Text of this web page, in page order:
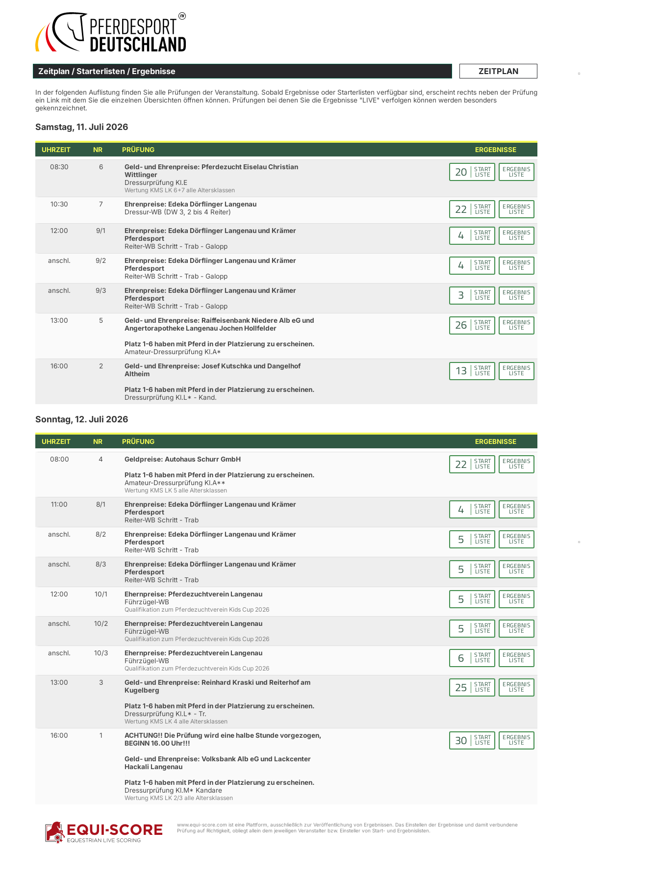
Zeitplan / Starterlisten / Ergebnisse ZEITPLAN
In der folgenden Auflistung finden Sie alle Prüfungen der Veranstaltung. Sobald Ergebnisse oder Starterlisten verfügbar sind, erscheint rechts neben der Prüfung
ein Link mit dem Sie die einzelnen Übersichten öffnen können. Prüfungen bei denen Sie die Ergebnisse "LIVE" verfolgen können werden besonders
gekennzeichnet.
Samstag, 11. Juli 2026
UHRZEIT NR PRÜFUNG ERGEBNISSE
08:30 6
Geld- und Ehrenpreise: Pferdezucht Eiselau Christian
Wittlinger
Dressurprüfung Kl.E
Wertung KMS LK 6+7 alle Altersklassen
20 START
LISTE
ERGEBNIS
LISTE
10:30 7
Ehrenpreise: Edeka Dörflinger Langenau
Dressur-WB (DW 3, 2 bis 4 Reiter)
22 START
LISTE
ERGEBNIS
LISTE
12:00 9/1
Ehrenpreise: Edeka Dörflinger Langenau und Krämer
Pferdesport
Reiter-WB Schritt - Trab - Galopp
4 START
LISTE
ERGEBNIS
LISTE
anschl. 9/2
Ehrenpreise: Edeka Dörflinger Langenau und Krämer
Pferdesport
Reiter-WB Schritt - Trab - Galopp
4 START
LISTE
ERGEBNIS
LISTE
anschl. 9/3
Ehrenpreise: Edeka Dörflinger Langenau und Krämer
Pferdesport
Reiter-WB Schritt - Trab - Galopp
3 START
LISTE
ERGEBNIS
LISTE
13:00 5
Geld- und Ehrenpreise: Raiffeisenbank Niedere Alb eG und
Angertorapotheke Langenau Jochen Hollfelder
Platz 1-6 haben mit Pferd in der Platzierung zu erscheinen.
Amateur-Dressurprüfung Kl.A*
26 START
LISTE
ERGEBNIS
LISTE
16:00 2
Geld- und Ehrenpreise: Josef Kutschka und Dangelhof
Altheim
Platz 1-6 haben mit Pferd in der Platzierung zu erscheinen.
Dressurprüfung Kl.L* - Kand.
13 START
LISTE
ERGEBNIS
LISTE
Sonntag, 12. Juli 2026
UHRZEIT NR PRÜFUNG ERGEBNISSE
08:00 4
Geldpreise: Autohaus Schurr GmbH
Platz 1-6 haben mit Pferd in der Platzierung zu erscheinen.
Amateur-Dressurprüfung Kl.A**
Wertung KMS LK 5 alle Altersklassen
22 START
LISTE
ERGEBNIS
LISTE
11:00 8/1
Ehrenpreise: Edeka Dörflinger Langenau und Krämer
Pferdesport
Reiter-WB Schritt - Trab
4 START
LISTE
ERGEBNIS
LISTE
anschl. 8/2
Ehrenpreise: Edeka Dörflinger Langenau und Krämer
Pferdesport
Reiter-WB Schritt - Trab
5 START
LISTE
ERGEBNIS
LISTE
anschl. 8/3
Ehrenpreise: Edeka Dörflinger Langenau und Krämer
Pferdesport
Reiter-WB Schritt - Trab
5 START
LISTE
ERGEBNIS
LISTE
12:00 10/1
Ehernpreise: Pferdezuchtverein Langenau
Führzügel-WB
Qualifikation zum Pferdezuchtverein Kids Cup 2026
5 START
LISTE
ERGEBNIS
LISTE
anschl. 10/2
Ehernpreise: Pferdezuchtverein Langenau
Führzügel-WB
Qualifikation zum Pferdezuchtverein Kids Cup 2026
5 START
LISTE
ERGEBNIS
LISTE
anschl. 10/3
Ehernpreise: Pferdezuchtverein Langenau
Führzügel-WB
Qualifikation zum Pferdezuchtverein Kids Cup 2026
6 START
LISTE
ERGEBNIS
LISTE
13:00 3
Geld- und Ehrenpreise: Reinhard Kraski und Reiterhof am
Kugelberg
Platz 1-6 haben mit Pferd in der Platzierung zu erscheinen.
Dressurprüfung Kl.L* - Tr.
Wertung KMS LK 4 alle Altersklassen
25 START
LISTE
ERGEBNIS
LISTE
16:00 1
ACHTUNG!! Die Prüfung wird eine halbe Stunde vorgezogen,
BEGINN 16.00 Uhr!!!
Geld- und Ehrenpreise: Volksbank Alb eG und Lackcenter
Hackali Langenau
Platz 1-6 haben mit Pferd in der Platzierung zu erscheinen.
Dressurprüfung Kl.M* Kandare
Wertung KMS LK 2/3 alle Altersklassen
30 START
LISTE
ERGEBNIS
LISTE
www.equi-score.com ist eine Plattform, ausschließlich zur Veröffentlichung von Ergebnissen. Das Einstellen der Ergebnisse und damit verbundene
Prüfung auf Richtigkeit, obliegt allein dem jeweiligen Veranstalter bzw. Einsteller von Start- und Ergebnislisten.